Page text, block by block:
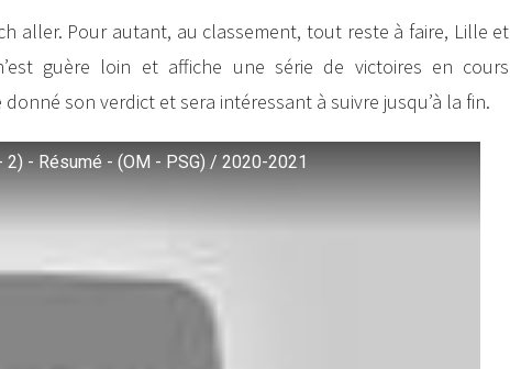
aller. Pour autant, au classement, tout reste à faire, Lille et
guère loin et affiche une série de victoires en cours
son verdict et sera intéressant à suivre jusqu’à la fin.
2) - Résumé - (OM - PSG) / 2020-2021